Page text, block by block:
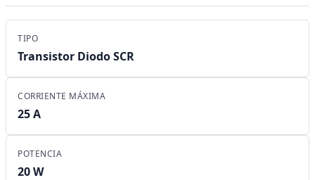
TIPO
Transistor Diodo SCR
CORRIENTE MÁXIMA
25 A
POTENCIA
20 W